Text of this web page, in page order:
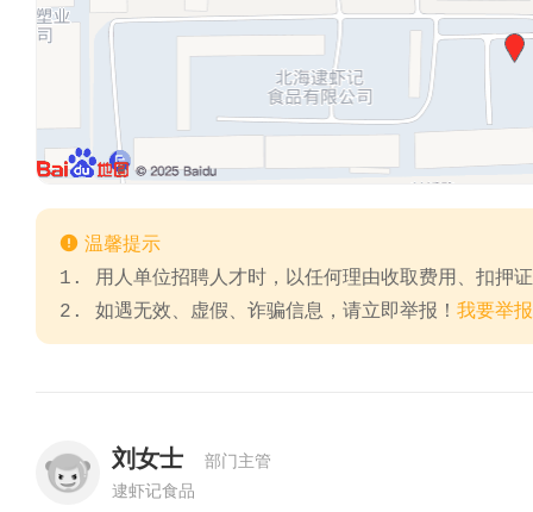
 温馨提示
1. 用人单位招聘人才时，以任何理由收取费用、扣押
2. 如遇无效、虚假、诈骗信息，请立即举报！ 我要举报
刘女士
部门主管
逮虾记食品